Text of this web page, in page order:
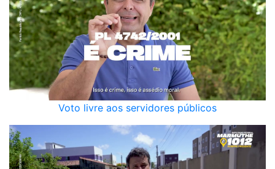
Voto livre aos servidores públicos